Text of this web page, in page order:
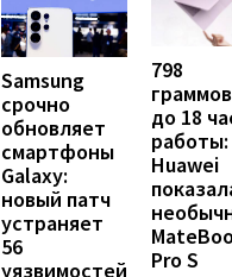
Samsung
срочно
обновляет
смартфоны
Galaxy:
новый патч
устраняет
56
уязвимостей
798
до 18
работы:
Huawei
Pro S